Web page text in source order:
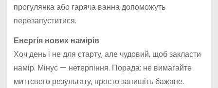
прогулянка або гаряча ванна допоможуть
перезапуститися.
Енергія нових намірів
Хоч день і не для старту, але чудовий, щоб закласти
намір. Мінус — нетерпіння. Порада: не вимагайте
миттєвого результату, просто запишіть бажане.